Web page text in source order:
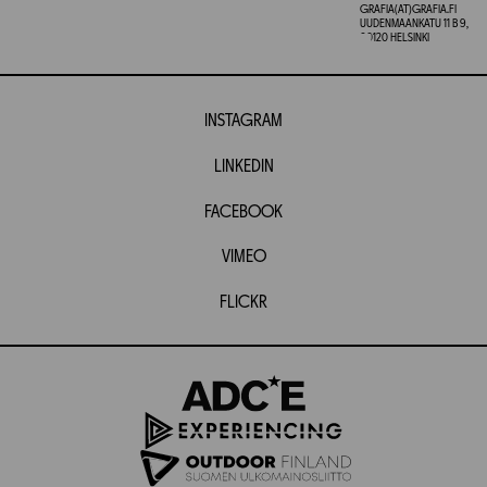
GRAFIA(AT)GRAFIA.FI
UUDENMAANKATU 11 B 9,
00120 HELSINKI
INSTAGRAM
LINKEDIN
FACEBOOK
VIMEO
FLICKR